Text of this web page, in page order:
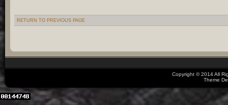
RETURN TO PREVIOUS PAGE
Copyright © 2014 All
Theme